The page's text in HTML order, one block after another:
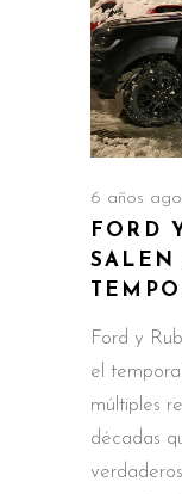
6 años ago
FORD
Ford y
el
múltiples
décadas